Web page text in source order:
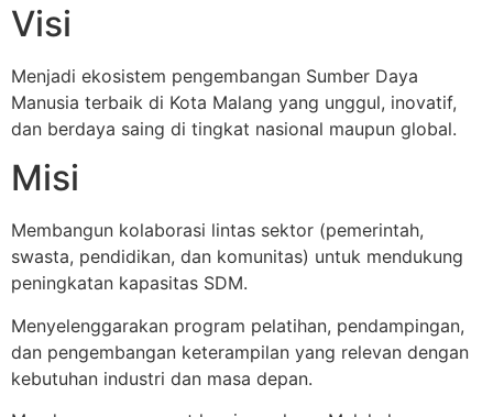
Visi
Menjadi ekosistem pengembangan Sumber Daya
Manusia terbaik di Kota Malang yang unggul, inovatif,
dan berdaya saing di tingkat nasional maupun global.
Misi
Membangun kolaborasi lintas sektor (pemerintah,
swasta, pendidikan, dan komunitas) untuk mendukung
peningkatan kapasitas SDM.
Menyelenggarakan program pelatihan, pendampingan,
dan pengembangan keterampilan yang relevan dengan
kebutuhan industri dan masa depan.